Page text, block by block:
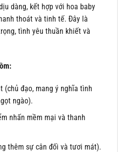
dàng, kết hợp với hoa baby
thoát và tinh tế. Đây là
tình yêu thuần khiết và
(chủ đạo, mang ý nghĩa tình
ngào).
nhấn mềm mại và thanh
thêm sự cân đối và tươi mát).